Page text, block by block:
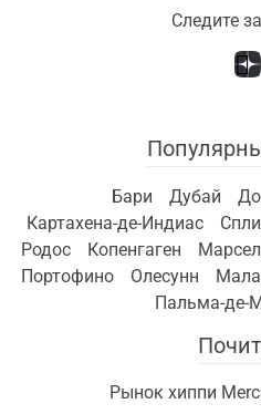
Следите
Бари Дубай
Картахена-де-Индиас
Родос
Копенгаген
Портофино
Олесунн
Пальма-де-
Рынок хиппи